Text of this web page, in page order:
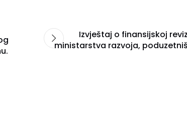
Izvještaj o finansijskoj
ministarstva razvoja,